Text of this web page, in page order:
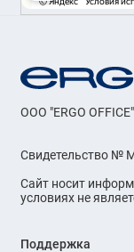
OOO "ERGO OFFICE"
Свидетельство №
Сайт носит
условиях не
Поддержка